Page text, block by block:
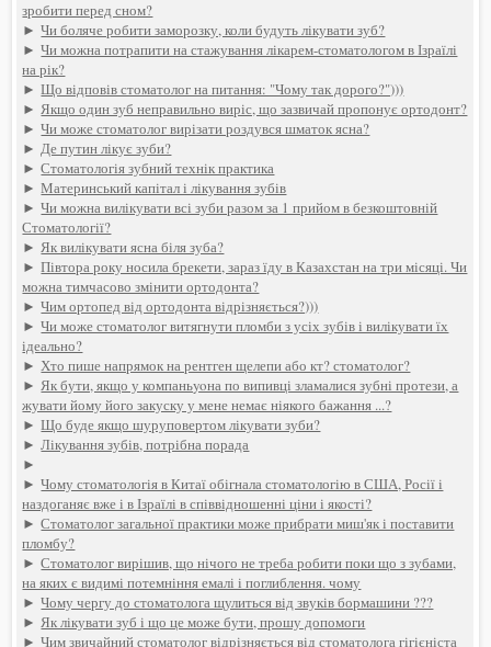
зробити перед сном?
►Чи боляче робити заморозку, коли будуть лікувати зуб?
►Чи можна потрапити на стажування лікарем-стоматологом в Ізраїлі
на рік?
►Що відповів стоматолог на питання: "Чому так дорого?")))
►Якщо один зуб неправильно виріс, що зазвичай пропонує ортодонт?
►Чи може стоматолог вирізати роздувся шматок ясна?
►Де путин лікує зуби?
►Стоматологія зубний технік практика
►Материнський капітал і лікування зубів
►Чи можна вилікувати всі зуби разом за 1 прийом в безкоштовній
Стоматології?
►Як вилікувати ясна біля зуба?
►Півтора року носила брекети, зараз їду в Казахстан на три місяці. Чи
можна тимчасово змінити ортодонта?
►Чим ортопед від ортодонта відрізняється?)))
►Чи може стоматолог витягнути пломби з усіх зубів і вилікувати їх
ідеально?
►Хто пише напрямок на рентген щелепи або кт? стоматолог?
►Як бути, якщо у компаньyoна по випивці зламалися зубні протези, а
жувати йому його закуску у мене немає ніякого бажання ...?
►Що буде якщо шуруповертом лікувати зуби?
►Лікування зубів, потрібна порада
►
►Чому стоматологія в Китаї обігнала стоматологію в США, Росії і
наздоганяє вже і в Ізраїлі в співвідношенні ціни і якості?
►Стоматолог загальної практики може прибрати миш'як і поставити
пломбу?
►Стоматолог вирішив, що нічого не треба робити поки що з зубами,
на яких є видимі потемніння емалі і поглиблення. чому
►Чому чергу до стоматолога щулиться від звуків бормашини ???
►Як лікувати зуб і що це може бути, прошу допомоги
►Чим звичайний стоматолог відрізняється від стоматолога гігієніста